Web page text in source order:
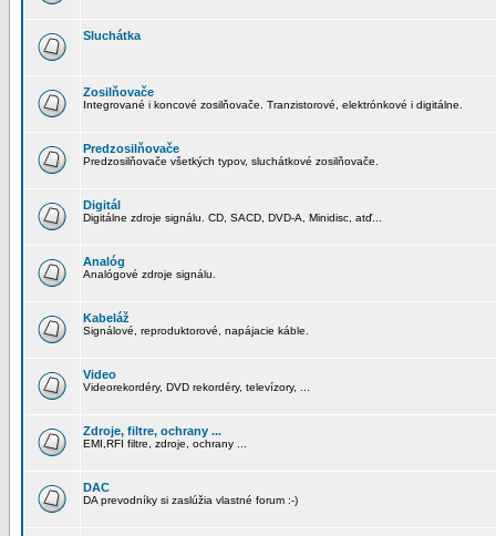
Sluchátka
Zosilňovače
Integrované i koncové zosilňovače. Tranzistorové, elektrónkové i digitálne.
Predzosilňovače
Predzosilňovače všetkých typov, sluchátkové zosilňovače.
Digitál
Digitálne zdroje signálu. CD, SACD, DVD-A, Minidisc, atď...
Analóg
Analógové zdroje signálu.
Kabeláž
Signálové, reproduktorové, napájacie káble.
Video
Videorekordéry, DVD rekordéry, televízory, ...
Zdroje, filtre, ochrany ...
EMI,RFI filtre, zdroje, ochrany ...
DAC
DA prevodníky si zaslúžia vlastné forum :-)